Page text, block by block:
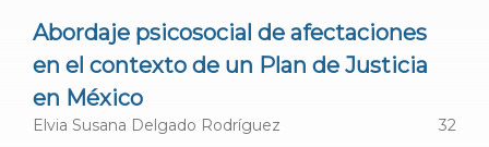
Recherche sur les Mondes Américains (CERMA)
Francia
Dra. Rogerio Haesbaert,Universidade Federal
Abordaje psicosocial de afectaciones
en el contexto de un Plan de Justicia
en México
Elvia Susana Delgado Rodríguez 32